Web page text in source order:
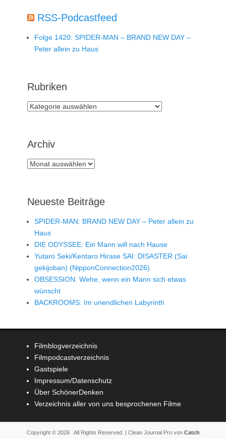
RSS-Podcastfeed
Folge 1420: SPIDER-MAN – BRAND NEW DAY –
Peter allein zu Haus
Rubriken
Rubriken
Archiv
Archiv
Neueste Beiträge
SPIDER-MAN: BRAND NEW DAY – Peter allein zu
Haus
DIE ODYSSEE: Ein Mann will nach Hause
Yutaro Seki/Kentaro Hirase SAI: DISASTER (Sai
gekijoban) (NipponConnection2026)
OBSESSION: Wehe, wenn ein Mann sich etwas
wünscht
BACKROOMS: Im unendlichen Labyrinth
Filmblogverzeichnis
Filmpodcastverzeichnis
Gastspiele
Impressum/Datenschutz
Über SchönerDenken
Verzeichnis aller von uns besprochenen Filme
Copyright © 2026 . All Rights Reserved. | Clean Journal Pro von Catch